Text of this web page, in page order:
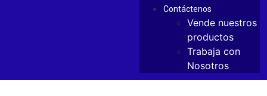
Contáctenos
Vende nuestros
productos
Trabaja con
Nosotros